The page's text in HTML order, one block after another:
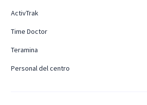
ActivTrak
Time Doctor
Teramina
Personal del centro